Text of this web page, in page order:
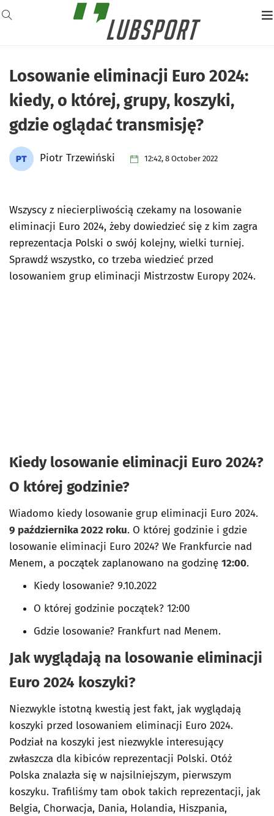
Losowanie eliminacji Euro 2024:
kiedy, o której, grupy, koszyki,
gdzie oglądać transmisję?
Piotr Trzewiński 12:42, 8 October 2022
Wszyscy z niecierpliwością czekamy na losowanie
eliminacji Euro 2024, żeby dowiedzieć się z kim zagra
reprezentacja Polski o swój kolejny, wielki turniej.
Sprawdź wszystko, co trzeba wiedzieć przed
losowaniem grup eliminacji Mistrzostw Europy 2024.
Kiedy losowanie eliminacji Euro 2024?
O której godzinie?
Wiadomo kiedy losowanie grup eliminacji Euro 2024.
9 października 2022 roku. O której godzinie i gdzie
losowanie eliminacji Euro 2024? We Frankfurcie nad
Menem, a początek zaplanowano na godzinę 12:00.
Kiedy losowanie? 9.10.2022
O której godzinie początek? 12:00
Gdzie losowanie? Frankfurt nad Menem.
Jak wyglądają na losowanie eliminacji
Euro 2024 koszyki?
Niezwykle istotną kwestią jest fakt, jak wyglądają
koszyki przed losowaniem eliminacji Euro 2024.
Podział na koszyki jest niezwykle interesujący
zwłaszcza dla kibiców reprezentacji Polski. Otóż
Polska znalazła się w najsilniejszym, pierwszym
koszyku. Trafiliśmy tam obok takich reprezentacji, jak
Belgia, Chorwacja, Dania, Holandia, Hiszpania,